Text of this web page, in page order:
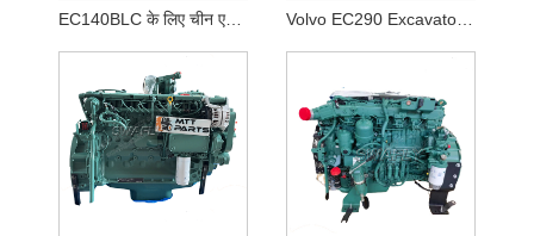
EC140BLC के लिए चीन एक्सकेवेटर स्पेयर पैट्र्स डीयूट्ज़ डी4डी डीजल इंजन अस्सी Volvo EC290 Excavator के लिए Deutz D7E डीजल इंजन अस्सी